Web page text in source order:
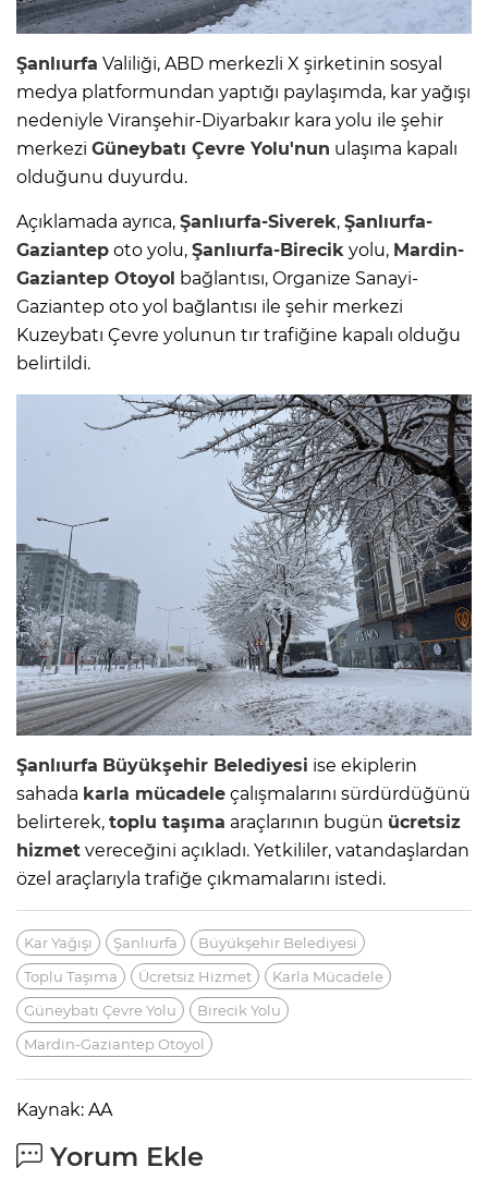
Şanlıurfa Valiliği, ABD merkezli X şirketinin sosyal
medya platformundan yaptığı paylaşımda, kar yağışı
nedeniyle Viranşehir-Diyarbakır kara yolu ile şehir
merkezi Güneybatı Çevre Yolu'nun ulaşıma kapalı
olduğunu duyurdu.
Açıklamada ayrıca, Şanlıurfa-Siverek, Şanlıurfa-
Gaziantep oto yolu, Şanlıurfa-Birecik yolu, Mardin-
Gaziantep Otoyol bağlantısı, Organize Sanayi-
Gaziantep oto yol bağlantısı ile şehir merkezi
Kuzeybatı Çevre yolunun tır trafiğine kapalı olduğu
belirtildi.
Şanlıurfa Büyükşehir Belediyesi ise ekiplerin
sahada karla mücadele çalışmalarını sürdürdüğünü
belirterek, toplu taşıma araçlarının bugün ücretsiz
hizmet vereceğini açıkladı. Yetkililer, vatandaşlardan
özel araçlarıyla trafiğe çıkmamalarını istedi.
Kar Yağışı Şanlıurfa
Büyükşehir Belediyesi
Toplu Taşıma
Ücretsiz Hizmet
Karla Mücadele
Güneybatı Çevre Yolu
Birecik Yolu
Mardin-Gaziantep Otoyol
Kaynak: AA
Yorum Ekle